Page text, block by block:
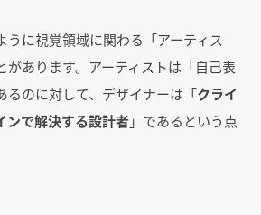
うに視覚領域に関わる「アーティス
があります。アーティストは「自己表
るのに対して、デザイナーは「クライ
ンで解決する設計者」であるという点